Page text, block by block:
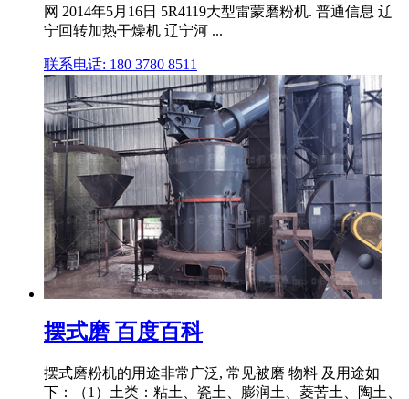
网 2014年5月16日 5R4119大型雷蒙磨粉机. 普通信息 辽
宁回转加热干燥机 辽宁河 ...
联系电话: 180 3780 8511
摆式磨 百度百科
摆式磨粉机的用途非常广泛, 常见被磨 物料 及用途如
下：（1）土类：粘土、瓷土、膨润土、菱苦土、陶土、